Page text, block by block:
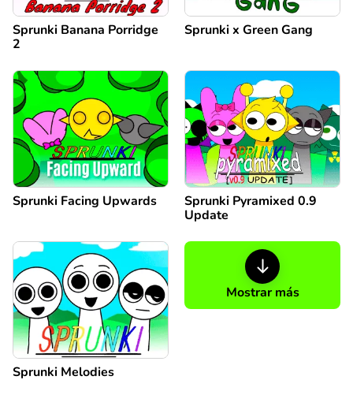
Sprunki Banana Porridge
2
Sprunki x Green Gang
Sprunki Facing Upwards
Sprunki Pyramixed 0.9
Update
Sprunki Melodies
Mostrar más